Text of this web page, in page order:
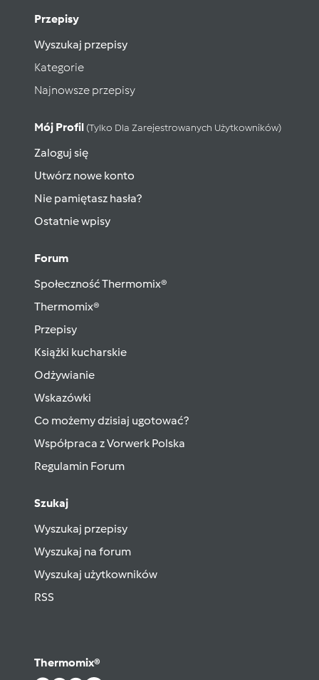
Przepisy
Wyszukaj przepisy
Kategorie
Najnowsze przepisy
Mój Profil (tylko Dla Zarejestrowanych Użytkowników)
Zaloguj się
Utwórz nowe konto
Nie pamiętasz hasła?
Ostatnie wpisy
Forum
Społeczność Thermomix®
Thermomix®
Przepisy
Książki kucharskie
Odżywianie
Wskazówki
Co możemy dzisiaj ugotować?
Współpraca z Vorwerk Polska
Regulamin Forum
Szukaj
Wyszukaj przepisy
Wyszukaj na forum
Wyszukaj użytkowników
RSS
Thermomix®